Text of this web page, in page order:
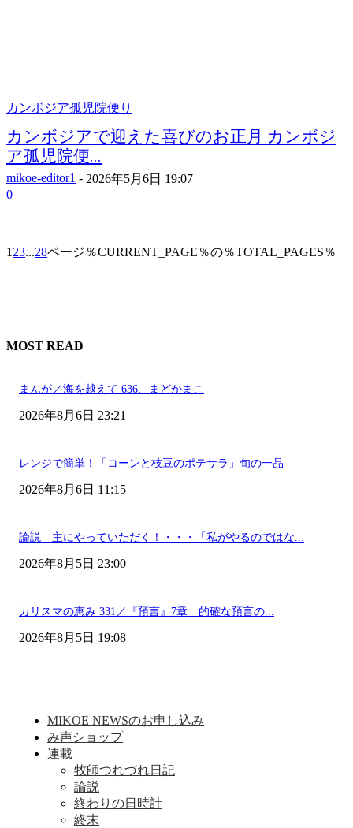
カンボジア孤児院便り
カンボジアで迎えた喜びのお正月 カンボジ
ア孤児院便...
mikoe-editor1 - 2026年5月6日 19:07
0
1 23...28ページ％CURRENT_PAGE％の％TOTAL_PAGES％
MOST READ
まんが／海を越えて 636、まどかまこ
2026年8月6日 23:21
レンジで簡単！「コーンと枝豆のポテサラ」旬の一品
2026年8月6日 11:15
論説 主にやっていただく！・・・「私がやるのではな...
2026年8月5日 23:00
カリスマの恵み 331／『預言』7章 的確な預言の...
2026年8月5日 19:08
MIKOE NEWSのお申し込み
み声ショップ
連載
牧師つれづれ日記
論説
終わりの日時計
終末